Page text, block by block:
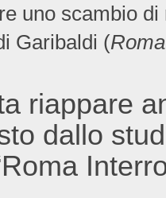
uno scambio
Garibaldi (
riappare
dallo